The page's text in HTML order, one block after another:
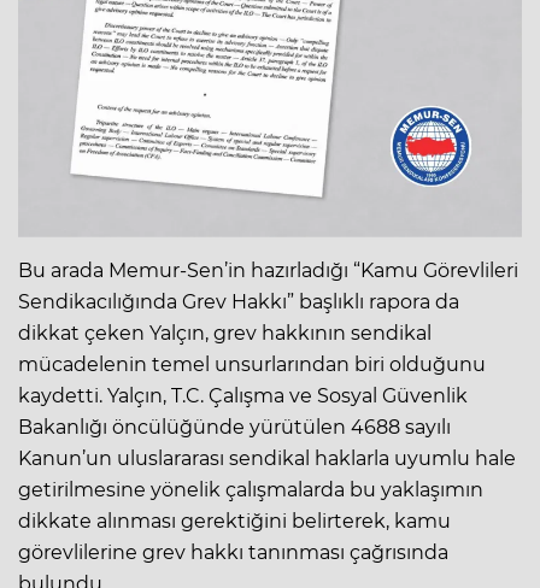
Bu arada Memur-Sen’in hazırladığı “Kamu Görevlileri
Sendikacılığında Grev Hakkı” başlıklı rapora da
dikkat çeken Yalçın, grev hakkının sendikal
mücadelenin temel unsurlarından biri olduğunu
kaydetti. Yalçın, T.C. Çalışma ve Sosyal Güvenlik
Bakanlığı öncülüğünde yürütülen 4688 sayılı
Kanun’un uluslararası sendikal haklarla uyumlu hale
getirilmesine yönelik çalışmalarda bu yaklaşımın
dikkate alınması gerektiğini belirterek, kamu
görevlilerine grev hakkı tanınması çağrısında